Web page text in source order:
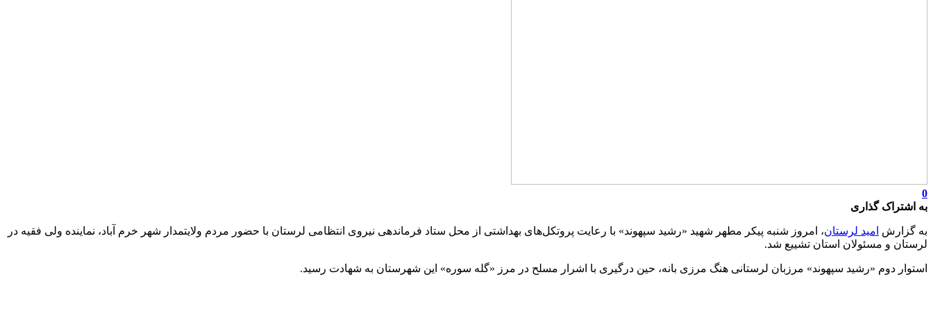
0
به اشتراک گذاری
به گزارش امید لرستان، امروز شنبه پیکر مطهر شهید «رشید سپهوند» با رعایت پروتکل‌های بهداشتی از محل ستاد فرماندهی نیروی انتظامی لرستان با حضور مردم ولایتمدار شهر خرم آباد، نماینده ولی فقیه در
لرستان و مسئولان استان تشییع شد.
استوار دوم «رشید سپهوند» مرزبان لرستانی هنگ مرزی بانه، حین درگیری با اشرار مسلح در مرز «گله سوره» این شهرستان به شهادت رسید.